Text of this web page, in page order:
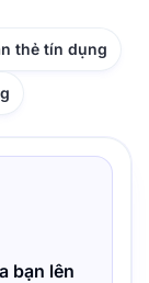
thẻ tín dụng
bạn lên